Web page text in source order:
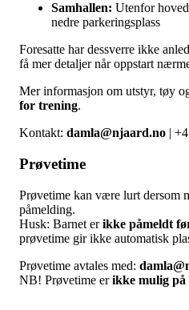
Samhallen: Utenfor
nedre parkeringsplass
Foresatte har dessverre ikke
få mer detaljer når oppstart
Mer informasjon om utstyr, tøy
for trening.
Kontakt: damla@njaard.no |
Prøvetime
Prøvetime kan være lurt dersom
påmelding.
Husk: Barnet erikke påmeldt
prøvetime gir ikke automatisk
Prøvetime avtales med:
NB! Prøvetime erikke mulig på